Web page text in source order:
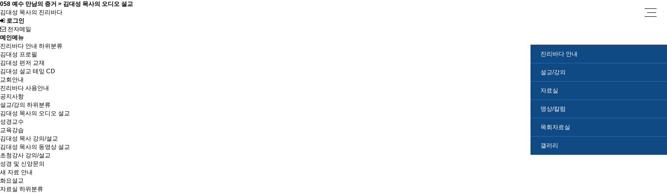
058 예수 만남의 증거 > 김대성 목사의 오디오 설교
김대성 목사의 진리바다
로그인
전자메일
진리바다 안내
설교/강의
자료실
명상/칼럼
목회자료실
갤러리
메인메뉴
진리바다 안내 하위분류
김대성 프로필
김대성 편저 교재
김대성 설교 테잎 CD
교회안내
진리바다 사용안내
공지사항
설교/강의 하위분류
김대성 목사의 오디오 설교
성경교수
교육강습
김대성 목사 강의/설교
김대성 목사의 동영상 설교
초청강사 강의/설교
성경 및 신앙문의
새 자료 안내
화요설교
자료실 하위분류